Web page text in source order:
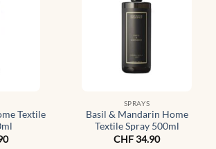
Textile
SPRAYS
Basil & Mandarin Home
Textile Spray 500ml
CHF34.90